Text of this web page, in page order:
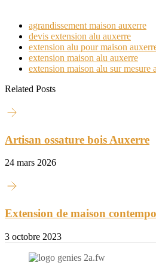
agrandissement maison auxerre
devis extension alu auxerre
extension alu pour maison
extension maison alu auxerre
extension maison alu sur mesure
Related Posts
Artisan ossature bois Auxerre
24 mars 2026
Extension de maison
3 octobre 2023